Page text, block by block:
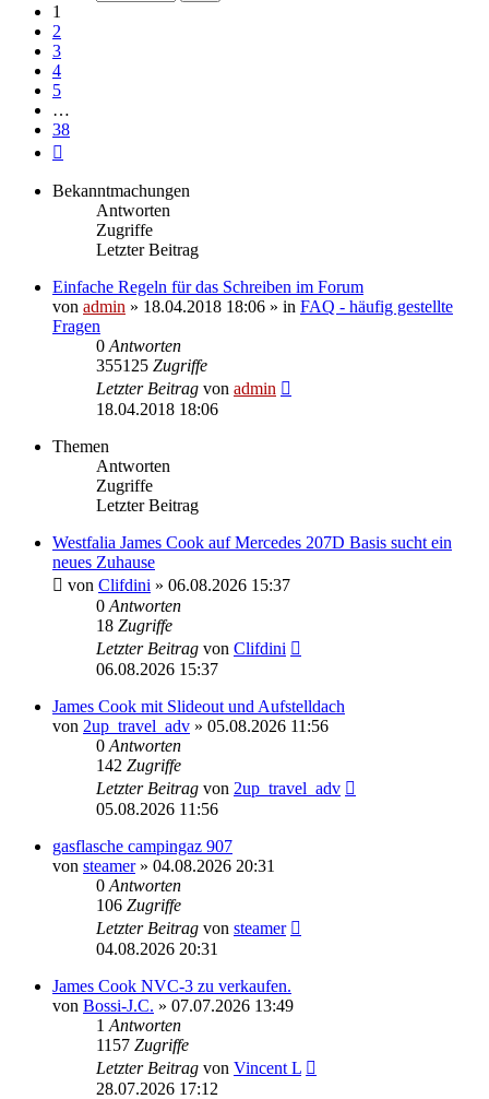
1
2
3
4
5
…
38
Bekanntmachungen
Antworten
Zugriffe
Letzter Beitrag
Einfache Regeln für das Schreiben im Forum
von admin » 18.04.2018 18:06 » in FAQ - häufig gestellte
Fragen
0 Antworten
355125 Zugriffe
Letzter Beitrag von admin
18.04.2018 18:06
Themen
Antworten
Zugriffe
Letzter Beitrag
Westfalia James Cook auf Mercedes 207D Basis sucht ein
neues Zuhause
von Clifdini » 06.08.2026 15:37
0 Antworten
18 Zugriffe
Letzter Beitrag von Clifdini
06.08.2026 15:37
James Cook mit Slideout und Aufstelldach
von 2up_travel_adv » 05.08.2026 11:56
0 Antworten
142 Zugriffe
Letzter Beitrag von 2up_travel_adv
05.08.2026 11:56
gasflasche campingaz 907
von steamer» 04.08.2026 20:31
0 Antworten
106 Zugriffe
Letzter Beitrag von steamer
04.08.2026 20:31
James Cook NVC-3 zu verkaufen.
von Bossi-J.C. » 07.07.2026 13:49
1 Antworten
1157 Zugriffe
Letzter Beitrag von Vincent L
28.07.2026 17:12